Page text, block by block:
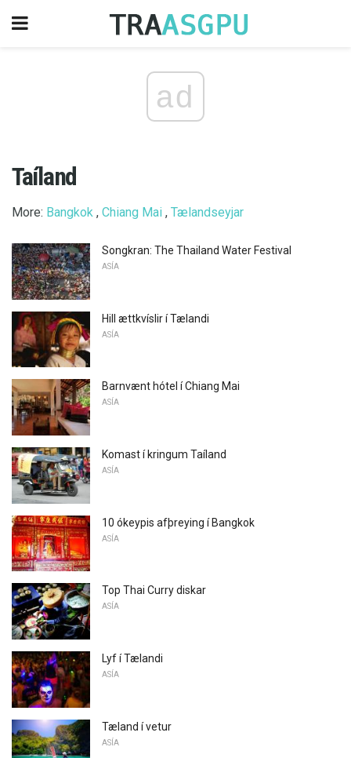
ad
Taíland
More: Bangkok , Chiang Mai , Tælandseyjar
Songkran: The Thailand Water Festival
ASÍA
Hill ættkvíslir í Tælandi
ASÍA
Barnvænt hótel í Chiang Mai
ASÍA
Komast í kringum Taíland
ASÍA
10 ókeypis afþreying í Bangkok
ASÍA
Top Thai Curry diskar
ASÍA
Lyf í Tælandi
ASÍA
Tæland í vetur
ASÍA